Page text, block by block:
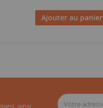
Ajouter au panier
ainsi